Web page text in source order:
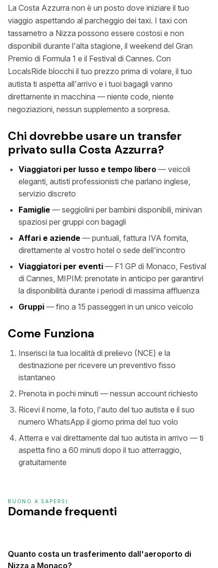
La Costa Azzurra non è un posto dove iniziare il tuo
viaggio aspettando al parcheggio dei taxi. I taxi con
tassametro a Nizza possono essere costosi e non
disponibili durante l'alta stagione, il weekend del Gran
Premio di Formula 1 e il Festival di Cannes. Con
LocalsRide blocchi il tuo prezzo prima di volare, il tuo
autista ti aspetta all'arrivo e i tuoi bagagli vanno
direttamente in macchina — niente code, niente
negoziazioni, nessun supplemento a sorpresa.
Chi dovrebbe usare un transfer
privato sulla Costa Azzurra?
Viaggiatori per lusso e tempo libero — veicoli
eleganti, autisti professionisti che parlano inglese,
servizio discreto
Famiglie — seggiolini per bambini disponibili, minivan
spaziosi per gruppi con bagagli
Affari e aziende — puntuali, fattura IVA fornita,
direttamente al vostro hotel o sede dell'incontro
Viaggiatori per eventi — F1 GP di Monaco, Festival
di Cannes, MIPIM: prenotate in anticipo per garantirvi
la disponibilità durante i periodi di massima affluenza
Gruppi — fino a 15 passeggeri in un unico veicolo
Come Funziona
Inserisci la tua località di prelievo (NCE) e la
destinazione per ricevere un preventivo fisso
istantaneo
Prenota in pochi minuti — nessun account richiesto
Ricevi il nome, la foto, l'auto del tuo autista e il suo
numero WhatsApp il giorno prima del tuo volo
Atterra e vai direttamente dal tuo autista in arrivo — ti
aspetta fino a 60 minuti dopo il tuo atterraggio,
gratuitamente
BUONO A SAPERSI
Domande frequenti
Quanto costa un trasferimento dall'aeroporto di
Nizza a Monaco?